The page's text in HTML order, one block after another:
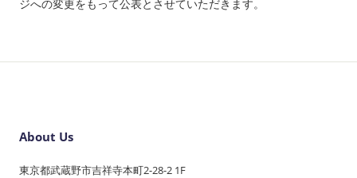
ジへの変更をもって公表とさせていただきます。
About Us
東京都武蔵野市吉祥寺本町2-28-2 1F